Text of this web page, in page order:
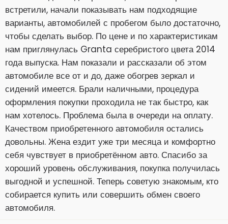
встретили, начали показывать нам подходящие
варианты, автомобилей с пробегом было достаточно,
чтобы сделать выбор. По цене и по характеристикам
нам приглянулась Granta серебристого цвета 2014
года выпуска. Нам показали и рассказали об этом
автомобиле все от и до, даже обогрев зеркал и
сидений имеется. Брали наличными, процедура
оформления покупки проходила не так быстро, как
нам хотелось. Проблема была в очереди на оплату.
Качеством приобретенного автомобиля остались
довольны. Жена ездит уже три месяца и комфортно
себя чувствует в приобретённом авто. Спасибо за
хороший уровень обслуживания, покупка получилась
выгодной и успешной. Теперь советую знакомым, кто
собирается купить или совершить обмен своего
автомобиля.